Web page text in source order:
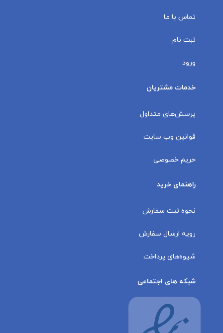
تماس با ما
ثبت نام
ورود
خدمات مشتریان
پرسش‌های متداول
قوانین وب سایت
حریم خصوصی
راهنمای خرید
نحوه ثبت سفارش
رویه ارسال سفارش
شیوه‌های پرداخت
شبکه های اجتماعی